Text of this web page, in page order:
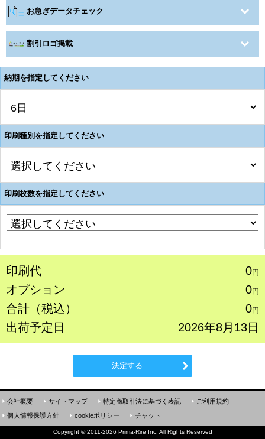
お急ぎデータチェック
割引ロゴ掲載
納期を指定してください
印刷種別を指定してください
印刷枚数を指定してください
印刷代 0円
オプション 0円
合計（税込） 0円
出荷予定日 2026年8月13日
決定する
会社概要 サイトマップ 特定商取引法に基づく表記
ご利用規約
個人情報保護方針
cookieポリシー チャット
Copyright ©2011-2026 Prima-Rire Inc. All Rights Reserved